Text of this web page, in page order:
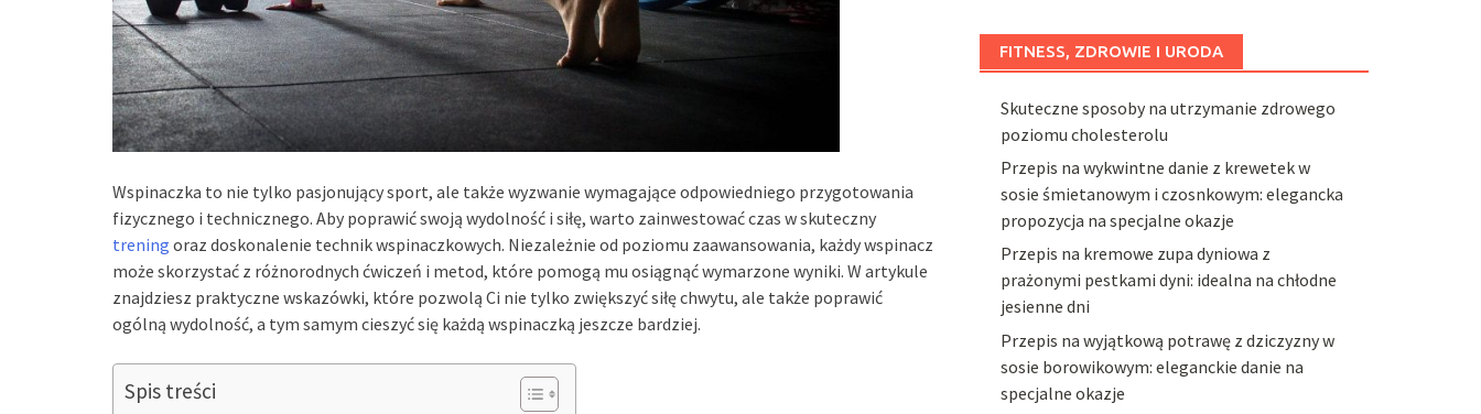
Wspinaczka to nie tylko pasjonujący sport, ale także wyzwanie wymagające odpowiedniego przygotowania
fizycznego i technicznego. Aby poprawić swoją wydolność i siłę, warto zainwestować czas w skuteczny
trening oraz doskonalenie technik wspinaczkowych. Niezależnie od poziomu zaawansowania, każdy wspinacz
może skorzystać z różnorodnych ćwiczeń i metod, które pomogą mu osiągnąć wymarzone wyniki. W artykule
znajdziesz praktyczne wskazówki, które pozwolą Ci nie tylko zwiększyć siłę chwytu, ale także poprawić
ogólną wydolność, a tym samym cieszyć się każdą wspinaczką jeszcze bardziej.
Spis treści
FITNESS, ZDROWIE I URODA
Skuteczne sposoby na utrzymanie zdrowego
poziomu cholesterolu
Przepis na wykwintne danie z krewetek w
sosie śmietanowym i czosnkowym: elegancka
propozycja na specjalne okazje
Przepis na kremowe zupa dyniowa z
prażonymi pestkami dyni: idealna na chłodne
jesienne dni
Przepis na wyjątkową potrawę z dziczyzny w
sosie borowikowym: eleganckie danie na
specjalne okazje